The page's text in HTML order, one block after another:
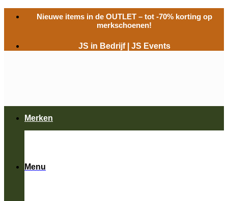
naar
Nieuwe items in de OUTLET– tot -70% korting op
merkschoenen!
JS in Bedrijf JS Events
Menu
Merken